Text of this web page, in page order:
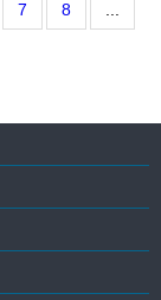
7 8 ...